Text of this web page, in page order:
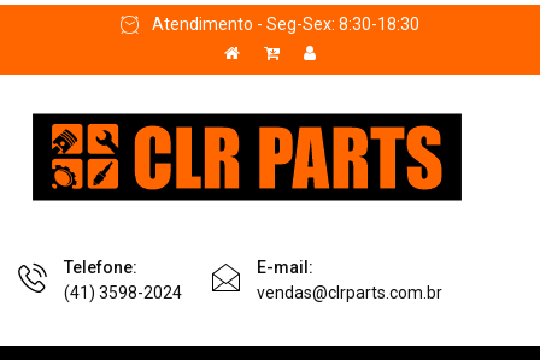
Atendimento - Seg-Sex: 8:30-18:30
Telefone:
(41) 3598-2024
E-mail:
vendas@clrparts.com.br